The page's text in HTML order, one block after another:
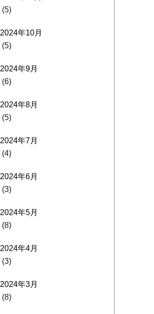
(5)
2024年10月
(5)
2024年9月
(6)
2024年8月
(5)
2024年7月
(4)
2024年6月
(3)
2024年5月
(8)
2024年4月
(3)
2024年3月
(8)